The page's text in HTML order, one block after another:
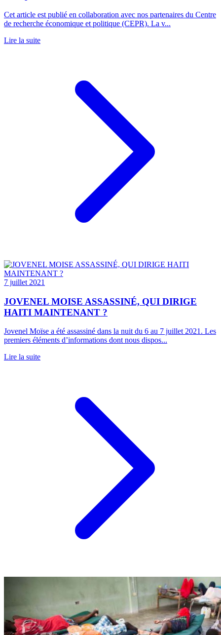
Cet article est publié en collaboration avec nos partenaires du Centre
de recherche économique et politique (CEPR). La v...
Lire la suite
7 juillet 2021
JOVENEL MOISE ASSASSINÉ, QUI DIRIGE
HAITI MAINTENANT ?
Jovenel Moïse a été assassiné dans la nuit du 6 au 7 juillet 2021. Les
premiers éléments d’informations dont nous dispos...
Lire la suite